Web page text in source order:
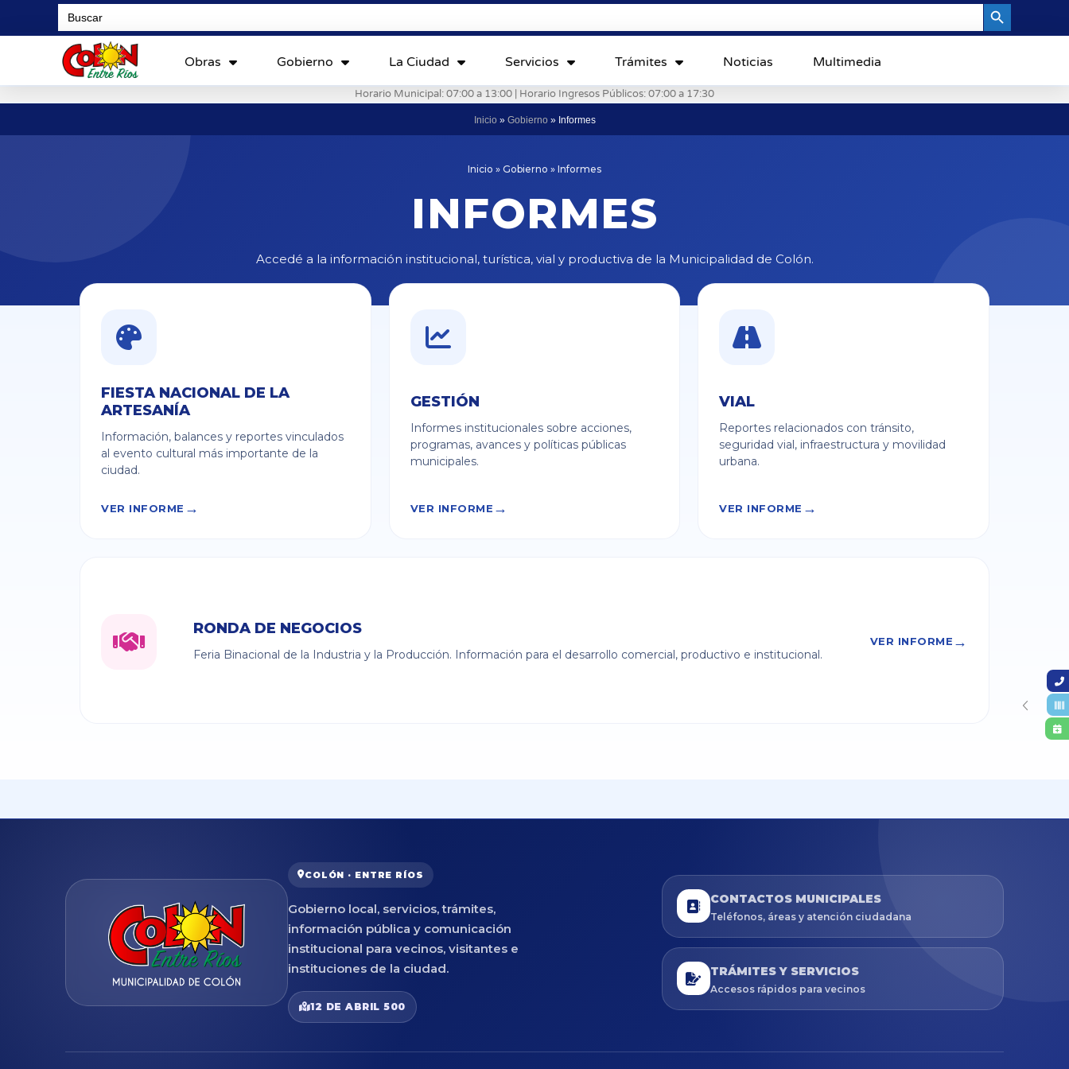
Search
for:
Obras Gobierno La Ciudad Servicios Trámites Noticias Multimedia
Horario Municipal: 07:00 a 13:00 | Horario Ingresos Públicos: 07:00 a 17:30
Inicio » Gobierno » Informes
Inicio » Gobierno » Informes
INFORMES
Accedé a la información institucional, turística, vial y productiva de la Municipalidad de Colón.
FIESTA NACIONAL DE LA
ARTESANÍA
Información, balances y reportes vinculados
al evento cultural más importante de la
ciudad.
VER INFORME
GESTIÓN
Informes institucionales sobre acciones,
programas, avances y políticas públicas
municipales.
VER INFORME
VIAL
Reportes relacionados con tránsito,
seguridad vial, infraestructura y movilidad
urbana.
VER INFORME
RONDA DE NEGOCIOS
Feria Binacional de la Industria y la Producción. Información para el desarrollo comercial, productivo e institucional.
VER INFORME
COLÓN · ENTRE RÍOS
Gobierno local, servicios, trámites,
información pública y comunicación
institucional para vecinos, visitantes e
instituciones de la ciudad.
12 DE ABRIL 500
CONTACTOS MUNICIPALES
Teléfonos, áreas y atención ciudadana
TRÁMITES Y SERVICIOS
Accesos rápidos para vecinos